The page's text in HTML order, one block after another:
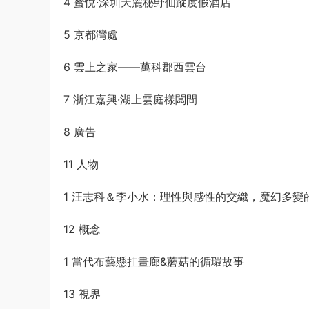
5 京都灣處
6 雲上之家——萬科郡西雲台
7 浙江嘉興·湖上雲庭樣闆間
8 廣告
11 人物
1 汪志科＆李小水：理性與感性的交織，魔幻多變
12 概念
1 當代布藝懸挂畫廊&蘑菇的循環故事
13 視界